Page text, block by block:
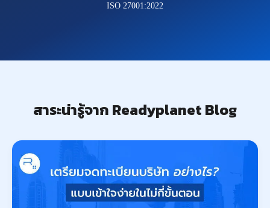
ISO 27001:2022
สาระน่ารู้จาก Readyplanet Blog